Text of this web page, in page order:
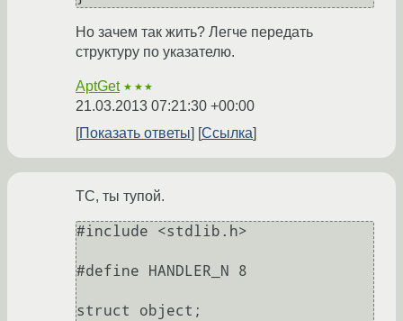
Но зачем так жить? Легче передать
структуру по указателю.
AptGet ★★★
21.03.2013 07:21:30 +00:00
Показать ответы
Ссылка
ТС, ты тупой.
#include <stdlib.h>
#define HANDLER_N 8
struct object;